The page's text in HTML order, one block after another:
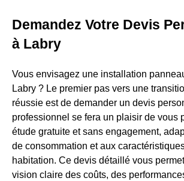
Demandez Votre Devis
à Labry
Vous envisagez une installation
Labry ? Le premier pas vers une
réussie est de demander un devis
professionnel se fera un plaisir de vous
étude gratuite et sans engagement,
de consommation et aux
habitation. Ce devis détaillé vous
vision claire des coûts, des